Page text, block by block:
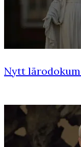
Nytt